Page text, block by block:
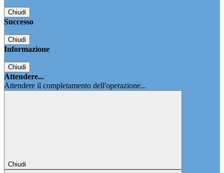
Chiudi
Successo
Chiudi
Informazione
Chiudi
Attendere...
Attendere il completamento dell'operazione...
Chiudi